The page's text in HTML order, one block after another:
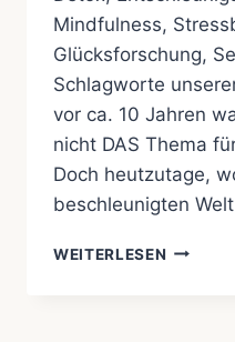
Mindfulness,
Glücksforschung,
Schlagworte
vor ca. 10 Jahren
nicht DAS Thema
Doch heutzutage,
beschleunigten
WEITERLESEN